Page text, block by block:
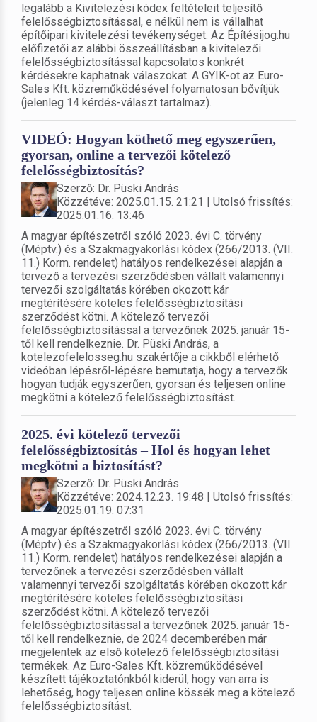
legalább a Kivitelezési kódex feltételeit teljesítő
felelősségbiztosítással, e nélkül nem is vállalhat
építőipari kivitelezési tevékenységet. Az Építésijog.hu
előfizetői az alábbi összeállításban a kivitelezői
felelősségbiztosítással kapcsolatos konkrét
kérdésekre kaphatnak válaszokat. A GYIK-ot az Euro-
Sales Kft. közreműködésével folyamatosan bővítjük
(jelenleg 14 kérdés-választ tartalmaz).
VIDEÓ: Hogyan köthető meg egyszerűen,
gyorsan, online a tervezői kötelező
felelősségbiztosítás?
Szerző: Dr. Püski András
Közzétéve: 2025.01.15. 21:21 | Utolsó frissítés:
2025.01.16. 13:46
A magyar építészetről szóló 2023. évi C. törvény
(Méptv.) és a Szakmagyakorlási kódex (266/2013. (VII.
11.) Korm. rendelet) hatályos rendelkezései alapján a
tervező a tervezési szerződésben vállalt valamennyi
tervezői szolgáltatás körében okozott kár
megtérítésére köteles felelősségbiztosítási
szerződést kötni. A kötelező tervezői
felelősségbiztosítással a tervezőnek 2025. január 15-
től kell rendelkeznie. Dr. Püski András, a
kotelezofelelosseg.hu szakértője a cikkből elérhető
videóban lépésről-lépésre bemutatja, hogy a tervezők
hogyan tudják egyszerűen, gyorsan és teljesen online
megkötni a kötelező felelősségbiztosítást.
2025. évi kötelező tervezői
felelősségbiztosítás – Hol és hogyan lehet
megkötni a biztosítást?
Szerző: Dr. Püski András
Közzétéve: 2024.12.23. 19:48 | Utolsó frissítés:
2025.01.19. 07:31
A magyar építészetről szóló 2023. évi C. törvény
(Méptv.) és a Szakmagyakorlási kódex (266/2013. (VII.
11.) Korm. rendelet) hatályos rendelkezései alapján a
tervezőnek a tervezési szerződésben vállalt
valamennyi tervezői szolgáltatás körében okozott kár
megtérítésére köteles felelősségbiztosítási
szerződést kötni. A kötelező tervezői
felelősségbiztosítással a tervezőnek 2025. január 15-
től kell rendelkeznie, de 2024 decemberében már
megjelentek az első kötelező felelősségbiztosítási
termékek. Az Euro-Sales Kft. közreműködésével
készített tájékoztatónkból kiderül, hogy van arra is
lehetőség, hogy teljesen online kössék meg a kötelező
felelősségbiztosítást.